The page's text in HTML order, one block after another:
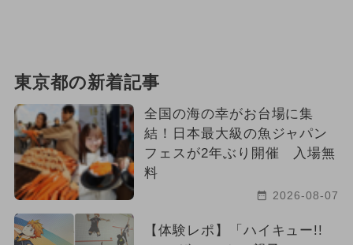
東京都の新着記事
全国の海の幸がお台場に集
結！日本最大級の魚ジャパン
フェスが2年ぶり開催 入場無
料
2026-08-07
【体験レポ】「ハイキュー!!